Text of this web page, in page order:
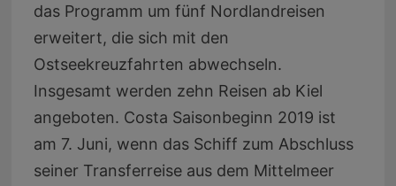
das Programm um fünf Nordlandreisen
erweitert, die sich mit den
Ostseekreuzfahrten abwechseln.
Insgesamt werden zehn Reisen ab Kiel
angeboten. Costa Saisonbeginn 2019 ist
am 7. Juni, wenn das Schiff zum Abschluss
seiner Transferreise aus dem Mittelmeer